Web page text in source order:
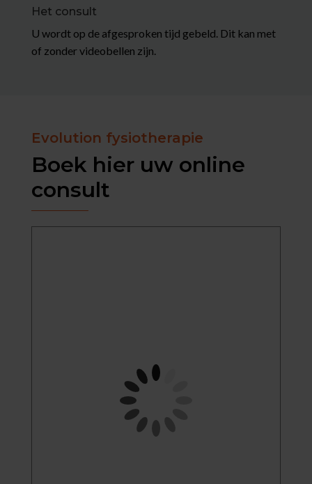
Het consult
U wordt op de afgesproken tijd gebeld. Dit kan met
of zonder videobellen zijn.
Evolution fysiotherapie
Boek hier uw online
consult